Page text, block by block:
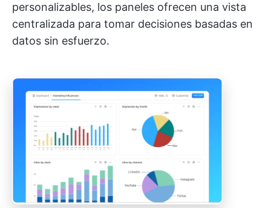
personalizables, los paneles ofrecen una vista
centralizada para tomar decisiones basadas en
datos sin esfuerzo.